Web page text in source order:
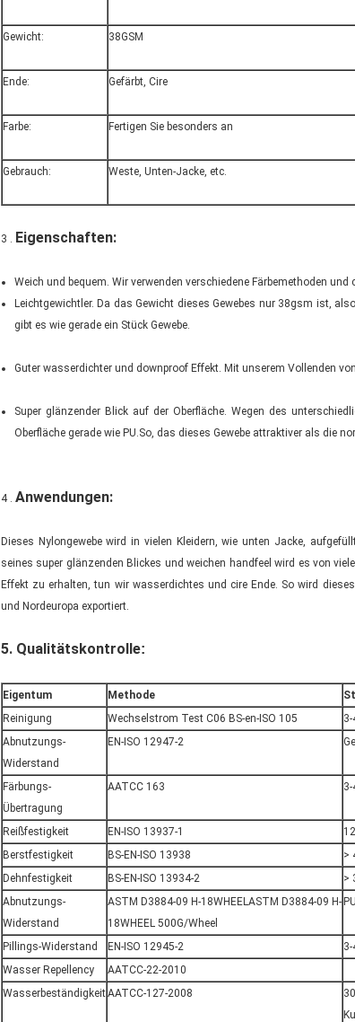
Gewicht: 38GSM
Ende: Gefärbt, Cire
Farbe: Fertigen Sie besonders an
Gebrauch: Weste, Unten-Jacke, etc.
3 . Eigenschaften:
Weich und bequem. Wir verwenden verschiedene Färbemethoden
Leichtgewichtler. Da das Gewicht dieses Gewebes nur 38gsm ist,
gibt es wie gerade ein Stück Gewebe.
Guter wasserdichter und downproof Effekt. Mit unserem Vollenden
Super glänzender Blick auf der Oberfläche. Wegen des
Oberfläche gerade wie PU.So, das dieses Gewebe attraktiver als die
4 . Anwendungen:
Dieses Nylongewebe wird in vielen Kleidern, wie unten Jacke,
seines super glänzenden Blickes und weichen handfeel wird es von
Effekt zu erhalten, tun wir wasserdichtes und cire Ende. So wird
und Nordeuropa exportiert.
5. Qualitätskontrolle:
Eigentum Methode
Reinigung
Wechselstrom Test C06 BS-en-ISO 105
3-
Abnutzungs-
Widerstand
EN-ISO 12947-2
Färbungs-
Übertragung
AATCC 163 3-
Reißfestigkeit EN-ISO 13937-1
Berstfestigkeit
BS-EN-ISO 13938
>
Dehnfestigkeit
BS-EN-ISO 13934-2
>
Abnutzungs-
Widerstand
ASTM D3884-09 H-18WHEELASTM D3884-09 H-
18WHEEL 500G/Wheel
Pillings-Widerstand EN-ISO 12945-2
3-
Wasser Repellency
AATCC-22-2010
WasserbeständigkeitAATCC-127-2008